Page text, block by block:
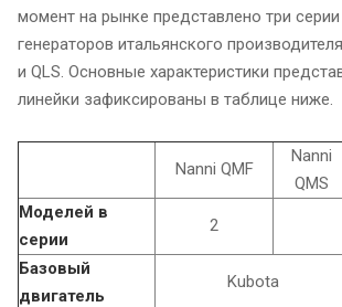
момент на рынке представлено три
генераторов итальянского
и QLS. Основные характеристики
линейки зафиксированы в таблице ниже.
Nanni QMF
Nanni
QMS
Моделей в
серии
2
Базовый
двигатель
Kubota